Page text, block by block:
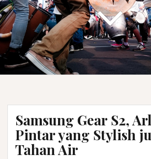
Samsung Gear S2,
Pintar yang Stylish
Tahan Air